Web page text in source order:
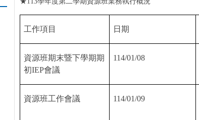
工作項目 日期
資源班期末暨下學期期
初IEP會議
114/01/08
資源班工作會議 114/01/09